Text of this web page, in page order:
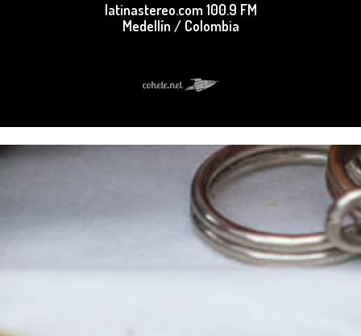
latinastereo.com 100.9 FM
Medellín / Colombia